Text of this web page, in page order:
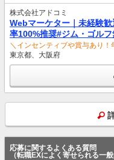
株式会社アドコミ
Webマーケター｜未経験
率100%推奨#ジム・ゴルフ
＼インセンティブや賞与あり！
東京都、大阪府
応募に関するよくある質問
（転職EXによく寄せられる一般